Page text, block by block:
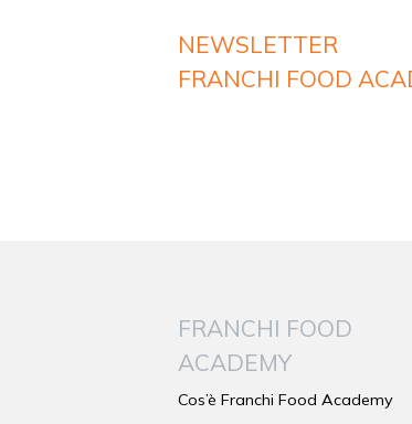
NEWSLETTER
FRANCHI FOOD
FRANCHI FOOD
ACADEMY
Cos’è Franchi Food Academy